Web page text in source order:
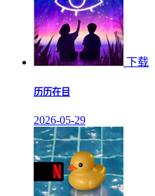
下载
历历在目
2026-05-29